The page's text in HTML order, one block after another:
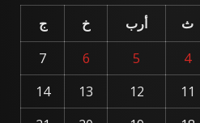
ث أرب خ
ج
4
5
6
7
11
12
13
14